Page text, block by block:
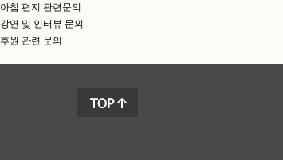
아침 편지 관련문의
강연 및 인터뷰 문의
후원 관련 문의